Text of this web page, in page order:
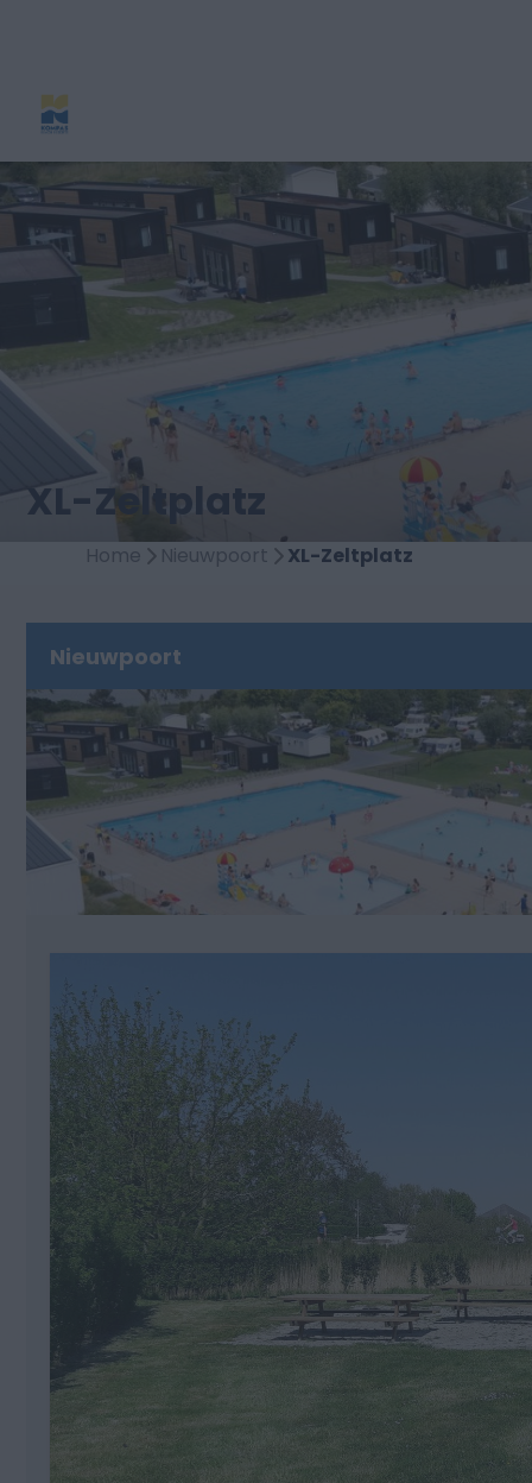
XL-Zeltplatz
Home Nieuwpoort XL-Zeltplatz
Nieuwpoort